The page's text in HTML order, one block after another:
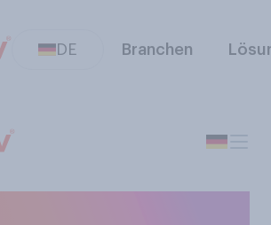
DE Branchen